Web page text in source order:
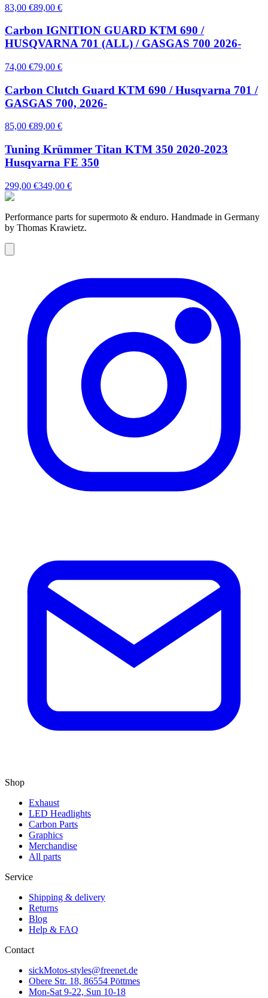
83,00 €89,00 €
Carbon IGNITION GUARD KTM 690 /
HUSQVARNA 701 (ALL) / GASGAS 700 2026-
74,00 €79,00 €
Carbon Clutch Guard KTM 690 / Husqvarna 701 /
GASGAS 700, 2026-
85,00 €89,00 €
Tuning Krümmer Titan KTM 350 2020-2023
Husqvarna FE 350
299,00 €349,00 €
Performance parts for supermoto & enduro. Handmade in Germany
by Thomas Krawietz.
Shop
Exhaust
LED Headlights
Carbon Parts
Graphics
Merchandise
All parts
Service
Shipping & delivery
Returns
Blog
Help & FAQ
Contact
sickMotos-styles@freenet.de
Obere Str. 18, 86554 Pöttmes
Mon-Sat 9-22, Sun 10-18